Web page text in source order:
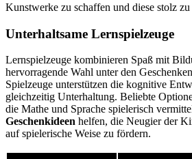
Kunstwerke zu schaffen und diese stolz zu
Unterhaltsame Lernspielzeuge
Lernspielzeuge kombinieren Spaß mit
hervorragende Wahl unter den
Spielzeuge unterstützen die kognitive
gleichzeitig Unterhaltung. Beliebte
die Mathe und Sprache spielerisch
Geschenkideen helfen, die Neugier der
auf spielerische Weise zu fördern.